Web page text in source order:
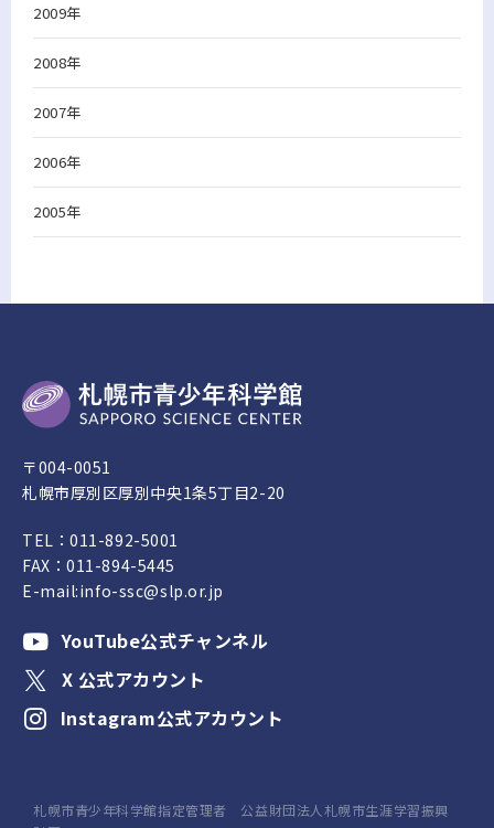
2009年
2008年
2007年
2006年
2005年
〒004-0051
札幌市厚別区厚別中央1条5丁目2-20
TEL：011-892-5001
FAX：011-894-5445
E-mail:info-ssc@slp.or.jp
YouTube公式チャンネル
X 公式アカウント
Instagram公式アカウント
札幌市青少年科学館指定管理者 公益財団法人札幌市生涯学習振興